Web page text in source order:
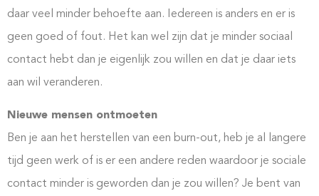
daar veel minder behoefte aan. Iedereen is anders en er is
geen goed of fout. Het kan wel zijn dat je minder sociaal
contact hebt dan je eigenlijk zou willen en dat je daar iets
aan wil veranderen.
Nieuwe mensen ontmoeten
Ben je aan het herstellen van een burn-out, heb je al langere
tijd geen werk of is er een andere reden waardoor je sociale
contact minder is geworden dan je zou willen? Je bent van